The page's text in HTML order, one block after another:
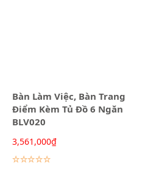
Bàn Làm Việc, Bàn Trang
Điểm Kèm Tủ Đồ 6 Ngăn
BLV020
3,561,000₫
Lựa chọn các tùy chọn